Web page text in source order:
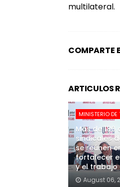
multilateral.
COMPARTE
ARTICULOS
MINISTERIO DE
Más de 180
sindicales
se reúnen
fortalecer
y el trabajo
August 06,